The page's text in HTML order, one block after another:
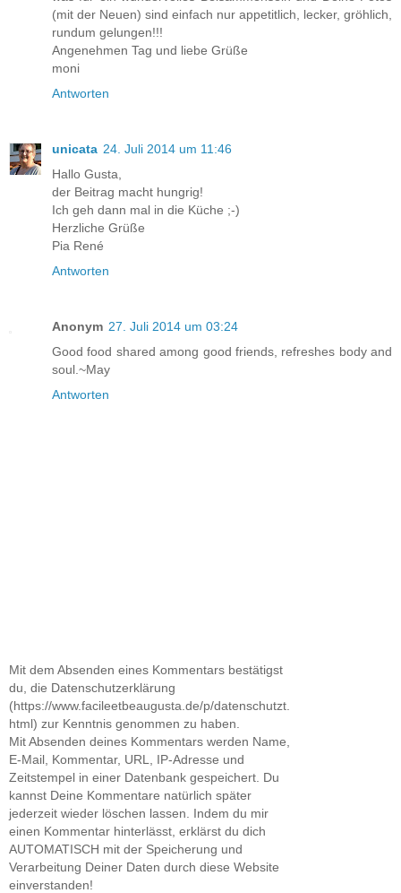
(mit der Neuen) sind einfach nur appetitlich, lecker, gröhlich,
rundum gelungen!!!
Angenehmen Tag und liebe Grüße
moni
Antworten
unicata 24. Juli 2014 um 11:46
Hallo Gusta,
der Beitrag macht hungrig!
Ich geh dann mal in die Küche ;-)
Herzliche Grüße
Pia René
Antworten
Anonym 27. Juli 2014 um 03:24
Good food shared among good friends, refreshes body and
soul.~May
Antworten
Mit dem Absenden eines Kommentars bestätigst
du, die Datenschutzerklärung
(https://www.facileetbeaugusta.de/p/datenschutzt.
html) zur Kenntnis genommen zu haben.
Mit Absenden deines Kommentars werden Name,
E-Mail, Kommentar, URL, IP-Adresse und
Zeitstempel in einer Datenbank gespeichert. Du
kannst Deine Kommentare natürlich später
jederzeit wieder löschen lassen. Indem du mir
einen Kommentar hinterlässt, erklärst du dich
AUTOMATISCH mit der Speicherung und
Verarbeitung Deiner Daten durch diese Website
einverstanden!